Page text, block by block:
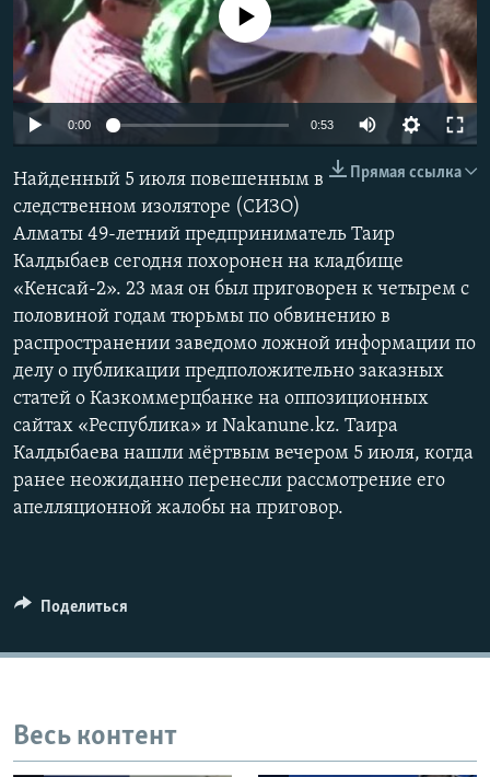
No media source currently available
0:00 0:53
Прямая ссылка
Найденный 5 июля повешенным в
следственном изоляторе (СИЗО)
Алматы 49-летний предприниматель Таир
Калдыбаев сегодня похоронен на кладбище
«Кенсай-2». 23 мая он был приговорен к четырем с
половиной годам тюрьмы по обвинению в
распространении заведомо ложной информации по
делу о публикации предположительно заказных
статей о Казкоммерцбанке на оппозиционных
сайтах «Республика» и Nakanune.kz. Таира
Калдыбаева нашли мёртвым вечером 5 июля, когда
ранее неожиданно перенесли рассмотрение его
апелляционной жалобы на приговор.
Поделиться
Весь контент